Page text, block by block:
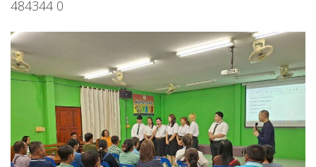
484344 0